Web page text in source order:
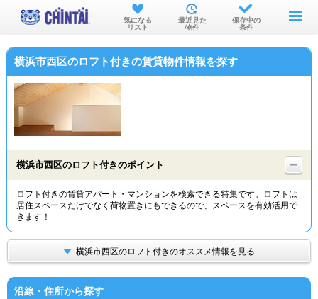
お部屋を探す
沿線・駅から
物件特集から
TOP
気になる
リスト
最近見た
物件
保存中の
条件
横浜市西区のロフト付きの賃貸物件情報を探す
横浜市西区のロフト付きのポイント
ロフト付きの賃貸アパート・マンションを検索できる特集です。ロフトは
居住スペースだけでなく荷物置きにもできるので、スペースを有効活用で
きます！
横浜市西区のロフト付きのオススメ情報を見る
沿線・住所から探す